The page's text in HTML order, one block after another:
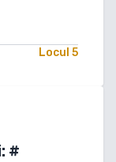
Locul 5
#